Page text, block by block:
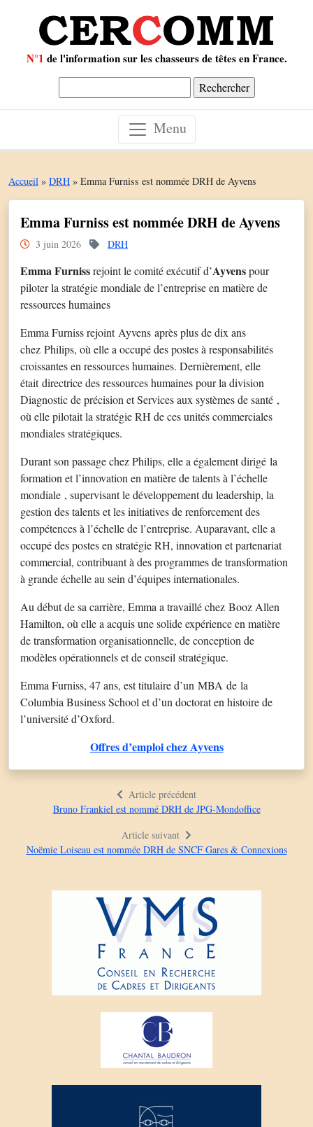
N°1 de l'information sur les chasseurs de têtes en France.
Menu
Accueil » DRH » Emma Furniss est nommée DRH de Ayvens
Emma Furniss est nommée DRH de Ayvens
3 juin 2026 DRH
Emma Furnissrejoint le comité exécutif d’Ayvenspour
piloter la stratégie mondiale de l’entreprise en matière de
ressources humaines
Emma Furniss rejoint Ayvens après plus de dix ans
chez Philips, où elle a occupé des postes à responsabilités
croissantes en ressources humaines. Dernièrement, elle
était directrice des ressources humaines pour la division
Diagnostic de précision et Services aux systèmes de santé ,
où elle pilotait la stratégie RH de ces unités commerciales
mondiales stratégiques.
Durant son passage chez Philips, elle a également dirigé la
formation et l’innovation en matière de talents à l’échelle
mondiale , supervisant le développement du leadership, la
gestion des talents et les initiatives de renforcement des
compétences à l’échelle de l’entreprise. Auparavant, elle a
occupé des postes en stratégie RH, innovation et partenariat
commercial, contribuant à des programmes de transformation
à grande échelle au sein d’équipes internationales.
Au début de sa carrière, Emma a travaillé chez Booz Allen
Hamilton, où elle a acquis une solide expérience en matière
de transformation organisationnelle, de conception de
modèles opérationnels et de conseil stratégique.
Emma Furniss, 47 ans, est titulaire d’un MBA de la
Columbia Business School et d’un doctorat en histoire de
l’université d’Oxford.
Offres d’emploi chez Ayvens
Article précédent
Bruno Frankiel est nommé DRH de JPG-Mondoffice
Article suivant
Noëmie Loiseau est nommée DRH de SNCF Gares & Connexions